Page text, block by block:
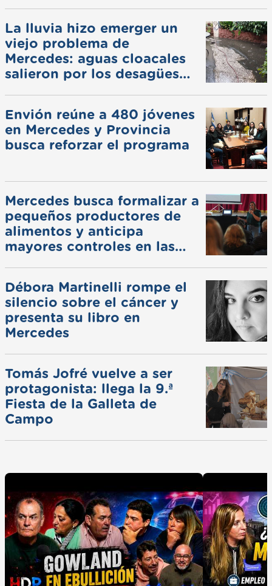
La lluvia hizo emerger un
viejo problema de
Mercedes: aguas cloacales
salieron por los desagües
Envión reúne a 480 jóvenes
en Mercedes y Provincia
busca reforzar el programa
Mercedes busca formalizar a
pequeños productores de
alimentos y anticipa
mayores controles en las
Débora Martinelli rompe el
silencio sobre el cáncer y
presenta su libro en
Mercedes
Tomás Jofré vuelve a ser
protagonista: llega la 9.ª
Fiesta de la Galleta de
Campo